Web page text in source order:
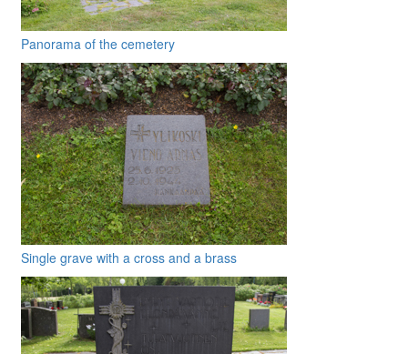
Panorama of the cemetery
Single grave with a cross and a brass